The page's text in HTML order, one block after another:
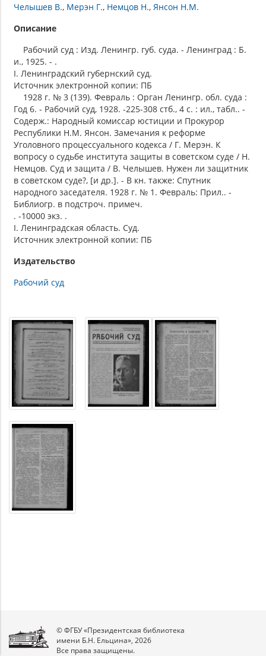
Челышев В. Мерэн Г. Немцов Н. Янсон Н.М.
Описание
Рабочий суд : Изд. Ленингр. губ. суда. - Ленинград : Б.
и., 1925. - .
I. Ленинградский губернский суд.
Источник электронной копии: ПБ
1928 г. № 3 (139). Февраль : Орган Ленингр. обл. суда :
Год 6. - Рабочий суд, 1928. -225-308 стб., 4 с. : ил., табл.. -
Содерж.: Народный комиссар юстиции и Прокурор
Республики Н.М. Янсон. Замечания к реформе
Уголовного процессуального кодекса / Г. Мерэн. К
вопросу о судьбе института защиты в советском суде / Н.
Немцов. Суд и защита / В. Челышев. Нужен ли защитник
в советском суде?, [и др.]. - В кн. также: Спутник
народного заседателя. 1928 г. № 1. Февраль: Прил.. -
Библиогр. в подстроч. примеч.
. -10000 экз. .
I. Ленинградская область. Суд.
Источник электронной копии: ПБ
Издательство
Рабочий суд
© ФГБУ «Президентская библиотека
имени Б.Н. Ельцина», 2026
Все права защищены.